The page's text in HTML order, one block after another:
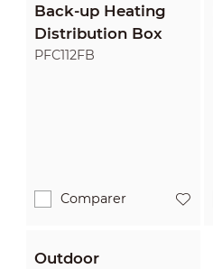
Back-up Heating
Distribution Box
PFC112FB
Comparer
Outdoor